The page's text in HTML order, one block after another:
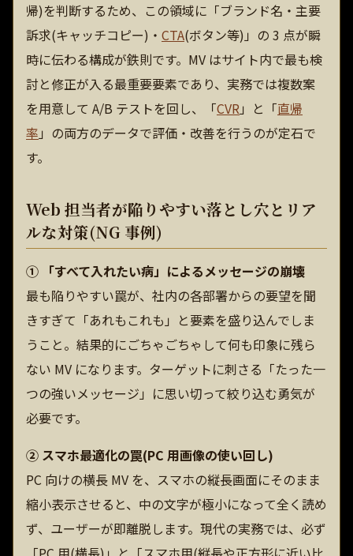
帰)を判断するため、この領域に「ブランド名・主要
訴求(キャッチコピー)・ CTA(ボタン等)」の 3 点が瞬
時に伝わる構成が鉄則です。MV はサイト内で最も検
討と修正が入る最重要要素であり、実務では複数案
を用意して A/B テストを回し、「CVR」と「直帰
率 」の両方のデータで評価・改善を行うのが定石で
す。
Web 担当者が陥りやすい落とし穴とリア
ルな対策(NG 事例)
① 「すべて入れたい病」によるメッセージの崩壊
最も陥りやすい罠が、社内の各部署からの要望を聞
きすぎて「あれもこれも」と要素を盛り込んでしま
うこと。結果的にごちゃごちゃして何も印象に残ら
ない MV になります。ターゲットに刺さる「たった一
つの強いメッセージ」に思い切って絞り込む勇気が
必要です。
② スマホ最適化の罠(PC 用画像の使い回し)
PC 向けの横長 MV を、スマホの縦長画面にそのまま
縮小表示させると、中の文字が極小になって全く読め
ず、ユーザーが即離脱します。現代の実務では、必ず